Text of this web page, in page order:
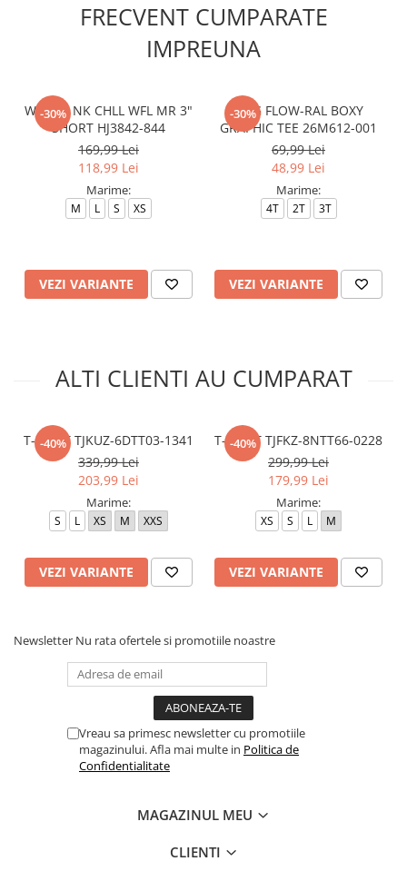
FRECVENT CUMPARATE
IMPREUNA
-30%
W NSW NK CHLL WFL MR 3"
SHORT HJ3842-844
169,99 Lei
118,99 Lei
Marime:
M L S XS
VEZI VARIANTE
-30%
NKG FLOW-RAL BOXY
GRAPHIC TEE 26M612-001
69,99 Lei
48,99 Lei
Marime:
4T 2T 3T
VEZI VARIANTE
ALTI CLIENTI AU CUMPARAT
-40%
T-SHIRT TJKUZ-6DTT03-1341
339,99 Lei
203,99 Lei
Marime:
S L XS M XXS
VEZI VARIANTE
-40%
T-SHIRT TJFKZ-8NTT66-0228
299,99 Lei
179,99 Lei
Marime:
XS S L M
VEZI VARIANTE
Newsletter Nu rata ofertele si promotiile noastre
Vreau sa primesc newsletter cu promotiile
magazinului. Afla mai multe in Politica de
Confidentialitate
MAGAZINUL MEU
CLIENTI